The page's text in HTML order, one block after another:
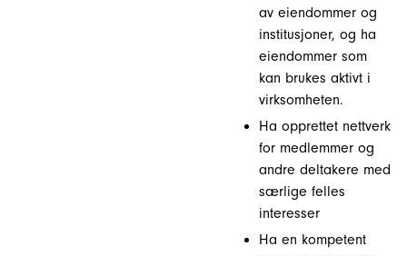
av eiendommer og
institusjoner, og ha
eiendommer som
kan brukes aktivt i
virksomheten.
Ha opprettet nettverk
for medlemmer og
andre deltakere med
særlige felles
interesser
Ha en kompetent